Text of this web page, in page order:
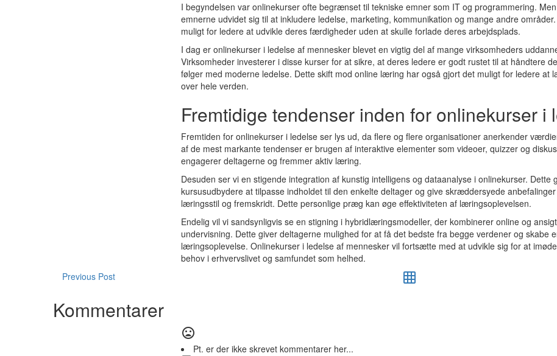
I begyndelsen var onlinekurser ofte begrænset til tekniske emner som IT og programmering.
emnerne udvidet sig til at inkludere ledelse, marketing, kommunikation og mange andre
muligt for ledere at udvikle deres færdigheder uden at skulle forlade deres arbejdsplads.
I dag er onlinekurser i ledelse af mennesker blevet en vigtig del af mange virksomheders
Virksomheder investerer i disse kurser for at sikre, at deres ledere er godt rustet til at håndtere
følger med moderne ledelse. Dette skift mod online læring har også gjort det muligt for ledere at
over hele verden.
Fremtidige tendenser inden for onlinekurser i
Fremtiden for onlinekurser i ledelse ser lys ud, da flere og flere organisationer anerkender
af de mest markante tendenser er brugen af interaktive elementer som videoer, quizzer og
engagerer deltagerne og fremmer aktiv læring.
Desuden ser vi en stigende integration af kunstig intelligens og dataanalyse i onlinekurser. Dette
kursusudbydere at tilpasse indholdet til den enkelte deltager og give skræddersyede
læringsstil og fremskridt. Dette personlige præg kan øge effektiviteten af læringsoplevelsen.
Endelig vil vi sandsynligvis se en stigning i hybridlæringsmodeller, der kombinerer online og
undervisning. Dette giver deltagerne mulighed for at få det bedste fra begge verdener og skabe
læringsoplevelse. Onlinekurser i ledelse af mennesker vil fortsætte med at udvikle sig for at
behov i erhvervslivet og samfundet som helhed.
Previous Post
Kommentarer
Pt. er der ikke skrevet kommentarer her...